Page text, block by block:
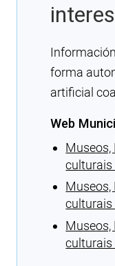
forma
artificial
Web
Museos,
culturais
Museos,
culturais
Museos,
culturais